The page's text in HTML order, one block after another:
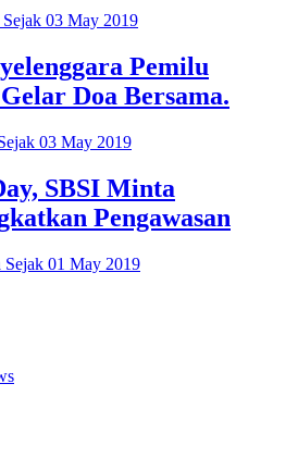
03 May 2019
Pemilu
Doa Bersama.
03 May 2019
SBSI Minta
Pengawasan
01 May 2019